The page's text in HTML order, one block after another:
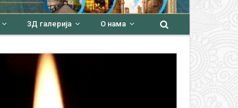
3Д галерија О нама